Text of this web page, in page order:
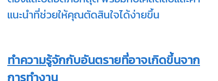
แนะนำที่ช่วยให้คุณตัดสินใจได้ง่ายขึ้น
ทำความรู้จักกับอันตรายที่อาจเกิดขึ้นจาก
การทำงาน